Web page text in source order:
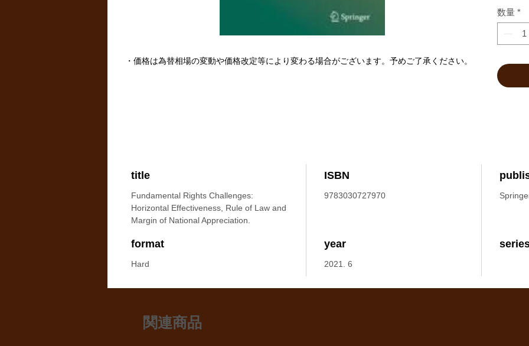
数量 *
title
Fundamental Rights Challenges:
Horizontal Effectiveness, Rule of Law and
Margin of National Appreciation.
ISBN
9783030727970
format
Hard
year
2021. 6
・価格は為替相場の変動や価格改定等により変わる場合がございます。予めご了承ください。
関連商品